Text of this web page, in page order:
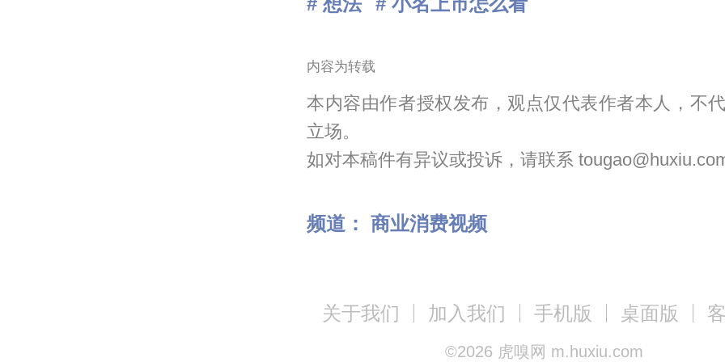
内容为转载
本内容由作者授权发布，观点仅代表作者本人，不
立场。
如对本稿件有异议或投诉，请联系 tougao@huxiu.com
频道： 商业消费视频
关于我们 加入我们 手机版 桌面版
©2026 虎嗅网 m.huxiu.com